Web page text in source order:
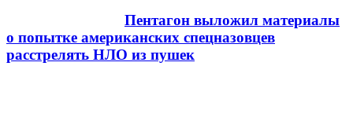
Пентагон выложил материалы
о попытке американских спецназовцев
расстрелять НЛО из пушек